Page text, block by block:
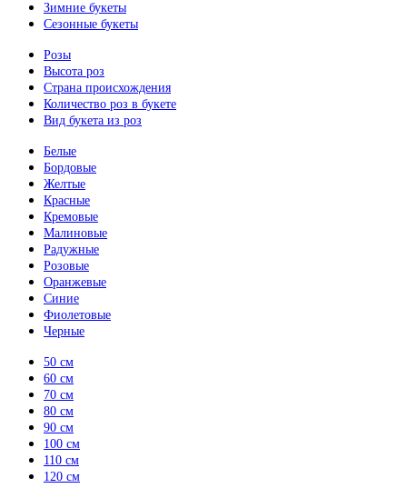
Зимние букеты
Сезонные букеты
Розы
Высота роз
Страна происхождения
Количество роз в букете
Вид букета из роз
Белые
Бордовые
Желтые
Красные
Кремовые
Малиновые
Радужные
Розовые
Оранжевые
Синие
Фиолетовые
Черные
50 см
60 см
70 см
80 см
90 см
100 см
110 см
120 см